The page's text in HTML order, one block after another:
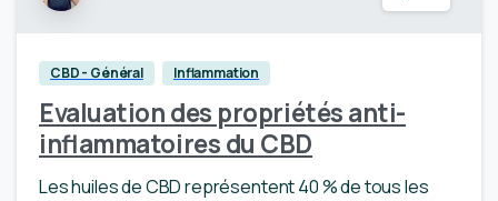
CBD - Général Inflammation
Evaluation des propriétés anti-
inflammatoires du CBD
Les huiles de CBD représentent 40 % de tous les